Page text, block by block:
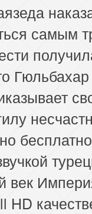
самым
бесплатно
век
HD